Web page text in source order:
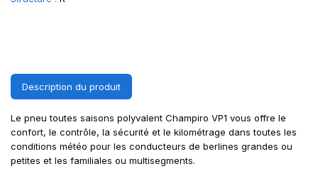
Description du produit
Le pneu toutes saisons polyvalent Champiro VP1 vous offre le
confort, le contrôle, la sécurité et le kilométrage dans toutes les
conditions météo pour les conducteurs de berlines grandes ou
petites et les familiales ou multisegments.